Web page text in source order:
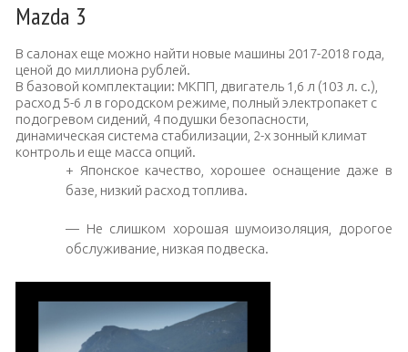
Mazda 3
В салонах еще можно найти новые машины 2017-2018 года,
ценой до миллиона рублей.
В базовой комплектации: МКПП, двигатель 1,6 л (103 л. с.),
расход 5-6 л в городском режиме, полный электропакет с
подогревом сидений, 4 подушки безопасности,
динамическая система стабилизации, 2-х зонный климат
контроль и еще масса опций.
+ Японское качество, хорошее оснащение даже в
базе, низкий расход топлива.
— Не слишком хорошая шумоизоляция, дорогое
обслуживание, низкая подвеска.